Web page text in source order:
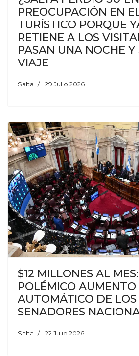
PREOCUPACIÓN EN
TURÍSTICO PORQUE
RETIENE A LOS
PASAN UNA NOCHE Y
VIAJE
Salta 29 Julio 2026
$12 MILLONES AL
POLÉMICO AUMENTO
AUTOMÁTICO DE LOS
SENADORES
Salta 22 Julio 2026